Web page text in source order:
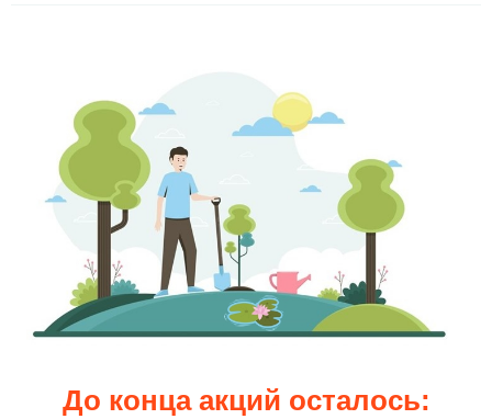
До конца акций осталось: